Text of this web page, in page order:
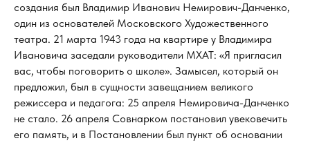
создания был Владимир Иванович Немирович-Данченко,
один из основателей Московского Художественного
театра. 21 марта 1943 года на квартире у Владимира
Ивановича заседали руководители МХАТ: «Я пригласил
вас, чтобы поговорить о школе». Замысел, который он
предложил, был в сущности завещанием великого
режиссера и педагога: 25 апреля Немировича-Данченко
не стало. 26 апреля Совнарком постановил увековечить
его память, и в Постановлении был пункт об основании